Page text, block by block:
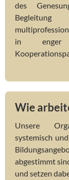
des
in enger
Wie
Unsere
systemisch
abgestimmt
und setzen